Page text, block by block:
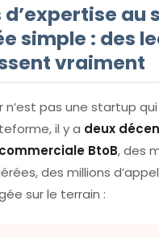
d’expertise au
simple : des
vraiment
n’est pas une startup
il y a deux
BtoB, des
des millions
sur le terrain :